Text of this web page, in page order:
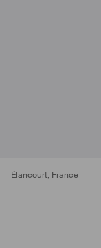
Élancourt, France